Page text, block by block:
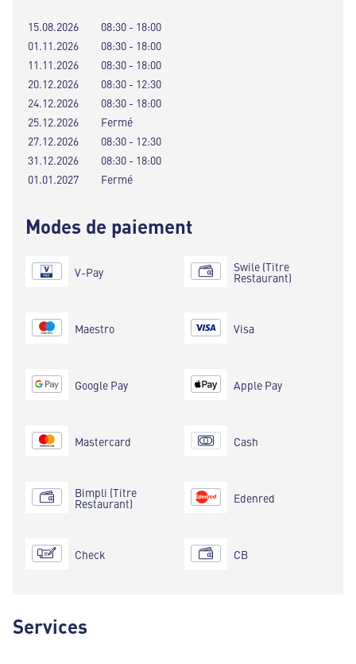
15.08.2026
08:30 - 18:00
01.11.2026
08:30 - 18:00
11.11.2026
08:30 - 18:00
20.12.2026
08:30 - 12:30
24.12.2026
08:30 - 18:00
25.12.2026
Fermé
27.12.2026
08:30 - 12:30
31.12.2026
08:30 - 18:00
01.01.2027
Fermé
Modes de paiement
V-Pay
Maestro
Google Pay
Mastercard
Bimpli (Titre
Restaurant)
Check
Swile (Titre
Restaurant)
Visa
Apple Pay
Cash
Edenred
CB
Services